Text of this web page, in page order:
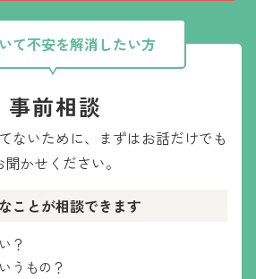
て不安を解消したい方
事前相談
ないために、
まずはお話だけでも
聞かせください。
ことが相談できます
？
うもの？